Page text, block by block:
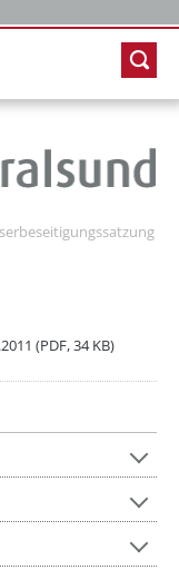
(PDF, 34 KB)